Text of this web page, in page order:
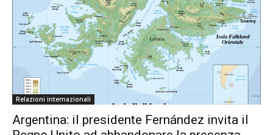
Relazioni internazionali
Argentina: il presidente Fernández invita il